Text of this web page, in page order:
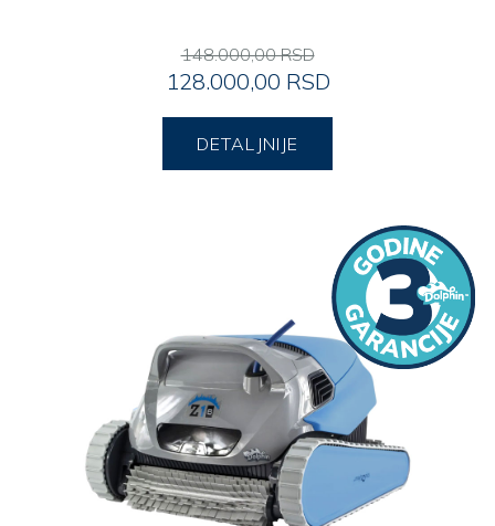
148.000,00 RSD
128.000,00 RSD
DETALJNIJE